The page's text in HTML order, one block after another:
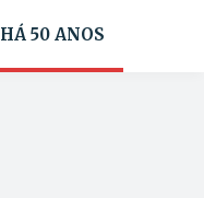
HÁ 50 ANOS